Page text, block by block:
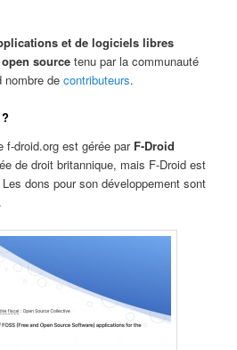
et de logiciels libres
source tenu par la communauté
nombre decontributeurs.
f-droid.org est gérée par F-Droid
de droit britannique, mais F-Droid est
dons pour son développement sont
.